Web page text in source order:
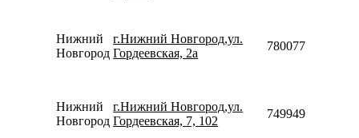
Нижний
Новгород
г.Нижний Новгород,ул.
Гордеевская, 2а
78007753553
Нижний
Новгород
г.Нижний Новгород,ул.
Гордеевская, 7, 102
74994994757